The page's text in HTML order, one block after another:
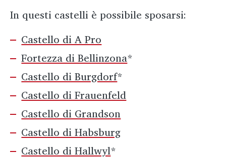
In questi castelli è possibile sposarsi:
Castello di A Pro
Fortezza di Bellinzona*
Castello di Burgdorf*
Castello di Frauenfeld
Castello di Grandson
Castello di Habsburg
Castello di Hallwyl*